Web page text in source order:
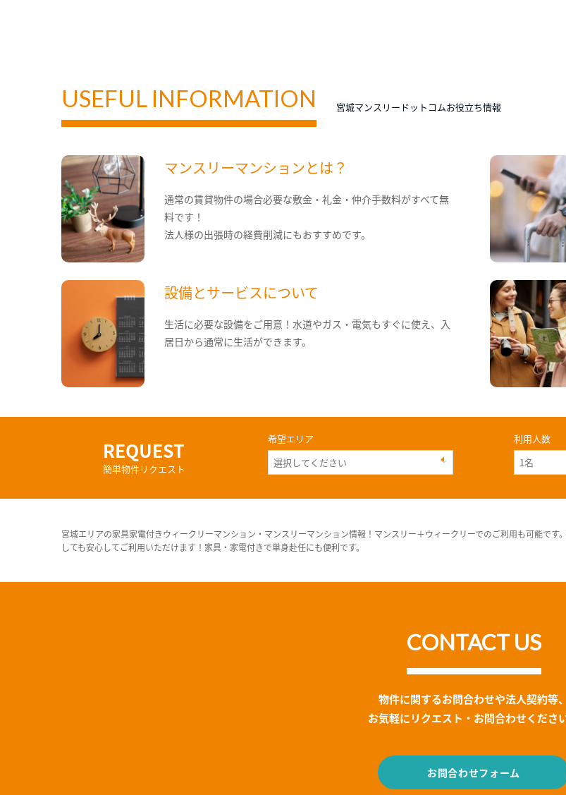
USEFUL INFORMATION 宮城マンスリードットコムお役立ち情報
マンスリーマンションとは？
通常の賃貸物件の場合必要な敷金・礼金・仲介手数料がすべて無
料です！
法人様の出張時の経費削減にもおすすめです。
設備とサービスについて
生活に必要な設備をご用意！水道やガス・電気もすぐに使え、入
居日から通常に生活ができます。
REQUEST
簡単物件リクエスト
希望エリア 利用人数
宮城エリアの家具家電付きウィークリーマンション・マンスリーマンション情報！マンスリー＋ウィークリーでのご利用も可能で
しても安心してご利用いただけます！家具・家電付きで単身赴任にも便利です。
CONTACT US
物件に関するお問合わせや法人契約等、
お気軽にリクエスト・お問合わせください
お問合わせフォーム